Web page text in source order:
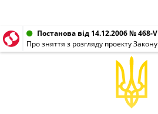
Постанова від 14.12.2006 № 468-V